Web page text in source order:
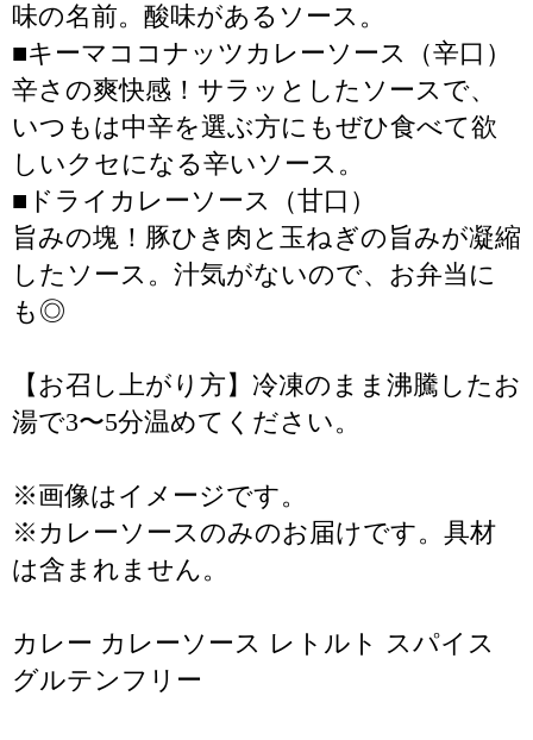
味の名前。酸味があるソース。
■キーマココナッツカレーソース（辛口）
辛さの爽快感！サラッとしたソースで、
いつもは中辛を選ぶ方にもぜひ食べて欲
しいクセになる辛いソース。
■ドライカレーソース（甘口）
旨みの塊！豚ひき肉と玉ねぎの旨みが凝縮
したソース。汁気がないので、お弁当に
も◎
【お召し上がり方】冷凍のまま沸騰したお
湯で3〜5分温めてください。
※画像はイメージです。
※カレーソースのみのお届けです。具材
は含まれません。
カレー カレーソース レトルト スパイス
グルテンフリー